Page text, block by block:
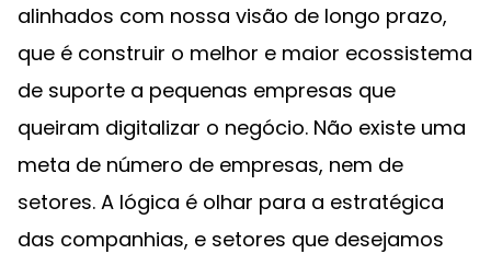
alinhados com nossa visão de longo prazo,
que é construir o melhor e maior ecossistema
de suporte a pequenas empresas que
queiram digitalizar o negócio. Não existe uma
meta de número de empresas, nem de
setores. A lógica é olhar para a estratégica
das companhias, e setores que desejamos